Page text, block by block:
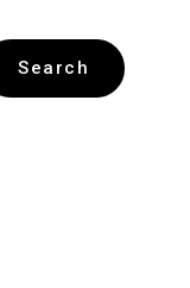
Search